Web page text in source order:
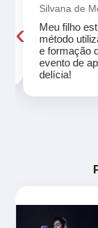
Silvana de
Meu filho
método
e formação
evento de
delícia!
‹